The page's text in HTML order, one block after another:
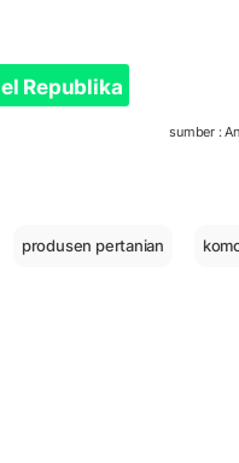
Republika
sumber :
produsen pertanian